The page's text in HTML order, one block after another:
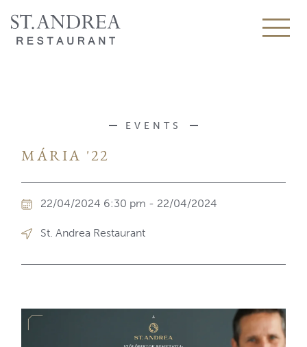
EVENTS
MÁRIA '22
22/04/2024 6:30 pm - 22/04/2024
St. Andrea Restaurant